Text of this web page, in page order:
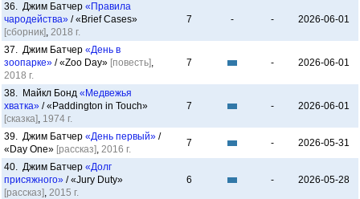
36. Джим Батчер «Правила
чародейства» / «Brief Cases»
[сборник], 2018 г.
7 - - 2026-06-01
37. Джим Батчер «День в
зоопарке» / «Zoo Day» [повесть],
2018 г.
7 - 2026-06-01
38. Майкл Бонд «Медвежья
хватка» / «Paddington in Touch»
[сказка], 1974 г.
7 - 2026-06-01
39. Джим Батчер «День первый» /
«Day One» [рассказ], 2016 г.
7 - 2026-05-31
40. Джим Батчер «Долг
присяжного» / «Jury Duty»
[рассказ], 2015 г.
6 - 2026-05-28